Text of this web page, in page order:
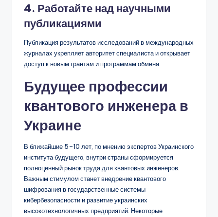
4. Работайте над научными
публикациями
Публикация результатов исследований в международных
журналах укрепляет авторитет специалиста и открывает
доступ к новым грантам и программам обмена.
Будущее профессии
квантового инженера в
Украине
В ближайшие 5–10 лет, по мнению экспертов Украинского
института будущего, внутри страны сформируется
полноценный рынок труда для квантовых инженеров.
Важным стимулом станет внедрение квантового
шифрования в государственные системы
кибербезопасности и развитие украинских
высокотехнологичных предприятий. Некоторые